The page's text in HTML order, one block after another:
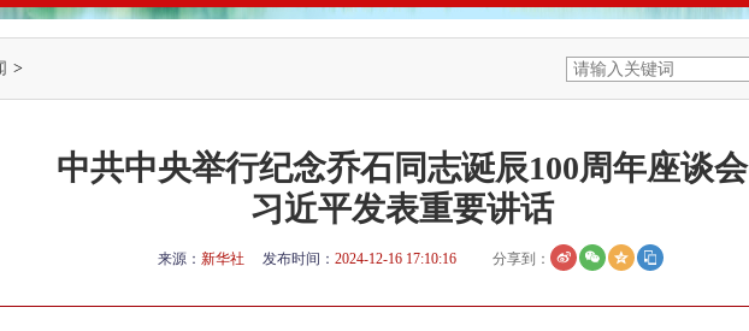
>
中共中央举行纪念乔石同志诞辰100周年座谈会
习近平发表重要讲话
来源： 新华社 发布时间： 2024-12-16 17:10:16 分享到：